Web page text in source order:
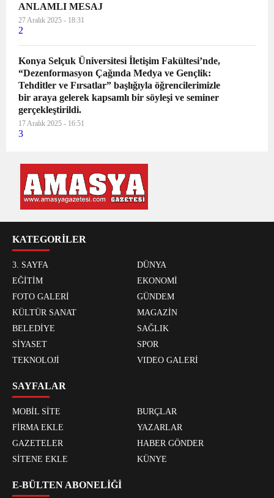
ANLAMLI MESAJ
27 Aralık 2025 - 18:31
2
Konya Selçuk Üniversitesi İletişim Fakültesi’nde,
“Dezenformasyon Çağında Medya ve Gençlik:
Tehditler ve Fırsatlar” başlığıyla öğrencilerimizle
bir araya gelerek kapsamlı bir söyleşi ve seminer
gerçekleştirildi.
17 Aralık 2025 - 16:51
3
KATEGORİLER
3. SAYFA
DÜNYA
EĞİTİM
EKONOMİ
FOTO GALERİ
GÜNDEM
KÜLTÜR SANAT
MAGAZİN
BELEDİYE
SAĞLIK
SİYASET
SPOR
TEKNOLOJİ
VIDEO GALERİ
SAYFALAR
MOBİL SİTE
BURÇLAR
FİRMA EKLE
YAZARLAR
GAZETELER
HABER GÖNDER
SİTENE EKLE
KÜNYE
E-BÜLTEN ABONELİĞİ